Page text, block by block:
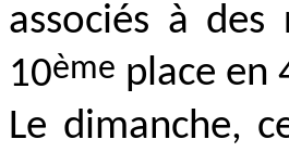
associés à des
10ème place en
Le dimanche,